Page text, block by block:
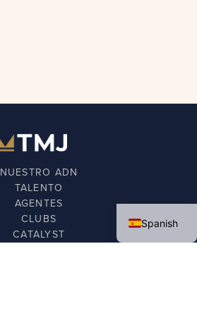
NUESTRO ADN
TALENTO
AGENTES
CLUBS
CATALYST
Spanish